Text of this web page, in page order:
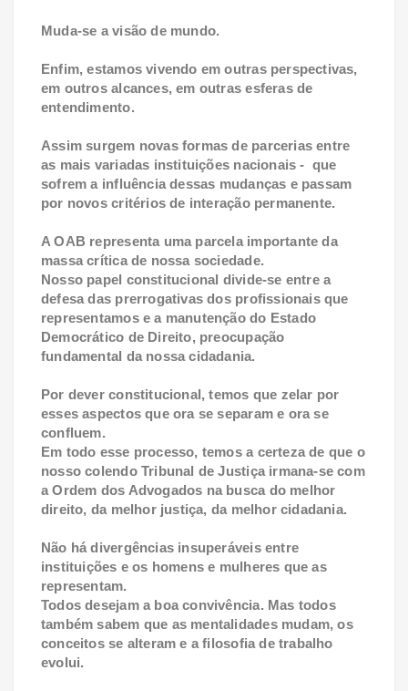
Muda-se a visão de mundo.
Enfim, estamos vivendo em outras perspectivas,
em outros alcances, em outras esferas de
entendimento.
Assim surgem novas formas de parcerias entre
as mais variadas instituições nacionais - que
sofrem a influência dessas mudanças e passam
por novos critérios de interação permanente.
A OAB representa uma parcela importante da
massa crítica de nossa sociedade.
Nosso papel constitucional divide-se entre a
defesa das prerrogativas dos profissionais que
representamos e a manutenção do Estado
Democrático de Direito, preocupação
fundamental da nossa cidadania.
Por dever constitucional, temos que zelar por
esses aspectos que ora se separam e ora se
confluem.
Em todo esse processo, temos a certeza de que o
nosso colendo Tribunal de Justiça irmana-se com
a Ordem dos Advogados na busca do melhor
direito, da melhor justiça, da melhor cidadania.
Não há divergências insuperáveis entre
instituições e os homens e mulheres que as
representam.
Todos desejam a boa convivência. Mas todos
também sabem que as mentalidades mudam, os
conceitos se alteram e a filosofia de trabalho
evolui.